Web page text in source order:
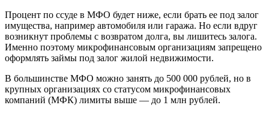
Процент по ссуде в МФО будет ниже, если брать ее под залог
имущества, например автомобиля или гаража. Но если вдруг
возникнут проблемы с возвратом долга, вы лишитесь залога.
Именно поэтому микрофинансовым организациям запрещено
оформлять займы под залог жилой недвижимости.
В большинстве МФО можно занять до 500 000 рублей, но в
крупных организациях со статусом микрофинансовых
компаний (МФК) лимиты выше — до 1 млн рублей.